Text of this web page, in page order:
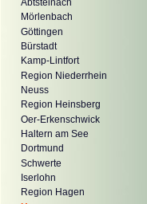
Abtsteinach
Mörlenbach
Göttingen
Bürstadt
Kamp-Lintfort
Region Niederrhein
Neuss
Region Heinsberg
Oer-Erkenschwick
Haltern am See
Dortmund
Schwerte
Iserlohn
Region Hagen